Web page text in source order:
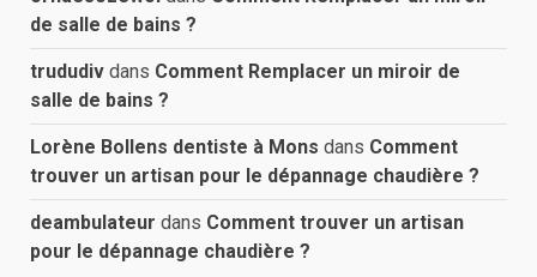
de salle de bains ?
trududiv dans Comment Remplacer un miroir de
salle de bains ?
Lorène Bollens dentiste à Mons dans Comment
trouver un artisan pour le dépannage chaudière ?
deambulateur dans Comment trouver un artisan
pour le dépannage chaudière ?